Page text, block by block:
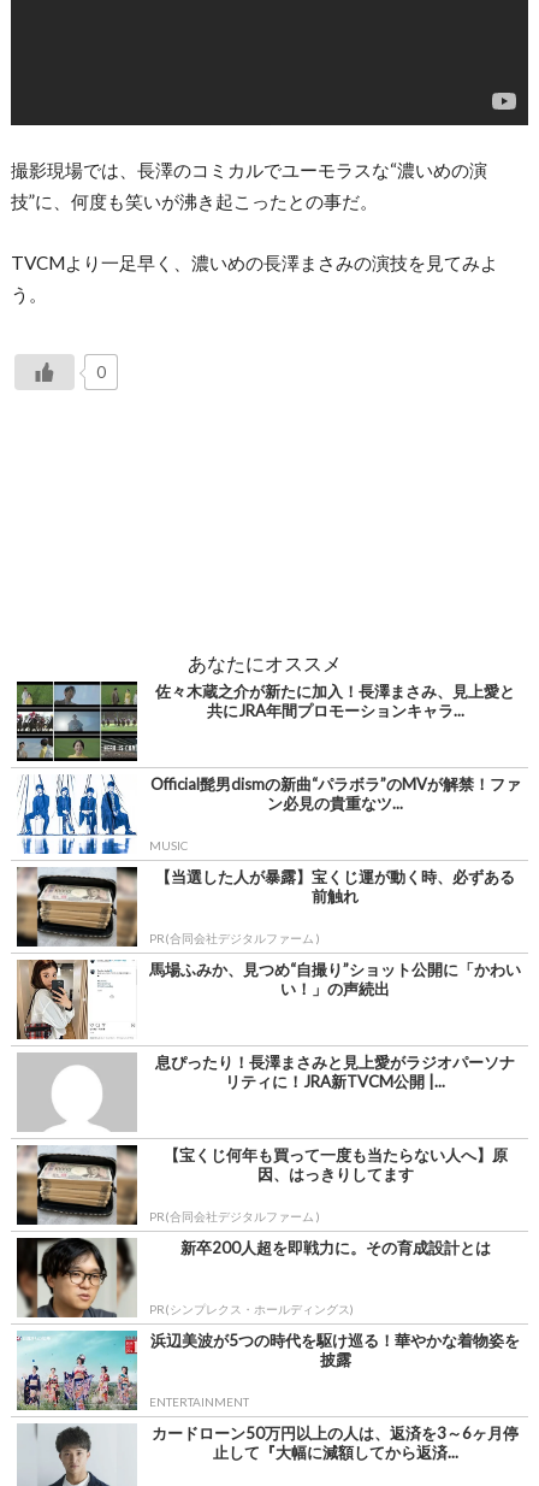
撮影現場では、長澤のコミカルでユーモラスな“濃いめの演
技”に、何度も笑いが沸き起こったとの事だ。
TVCMより一足早く、濃いめの長澤まさみの演技を見てみよ
う。
0
あなたにオススメ
佐々木蔵之介が新たに加入！長澤まさみ、見上愛と
共にJRA年間プロモーションキャラ...
Official髭男dismの新曲“パラボラ”のMVが解禁！ファ
ン必見の貴重なツ...
MUSIC
【当選した人が暴露】宝くじ運が動く時、必ずある
前触れ
PR(合同会社デジタルファーム )
馬場ふみか、見つめ“自撮り”ショット公開に「かわい
い！」の声続出
息ぴったり！長澤まさみと見上愛がラジオパーソナ
リティに！JRA新TVCM公開 |...
【宝くじ何年も買って一度も当たらない人へ】原
因、はっきりしてます
PR(合同会社デジタルファーム )
新卒200人超を即戦力に。その育成設計とは
PR(シンプレクス・ホールディングス)
浜辺美波が5つの時代を駆け巡る！華やかな着物姿を
披露
ENTERTAINMENT
カードローン50万円以上の人は、返済を3～6ヶ月停
止して『大幅に減額してから返済...